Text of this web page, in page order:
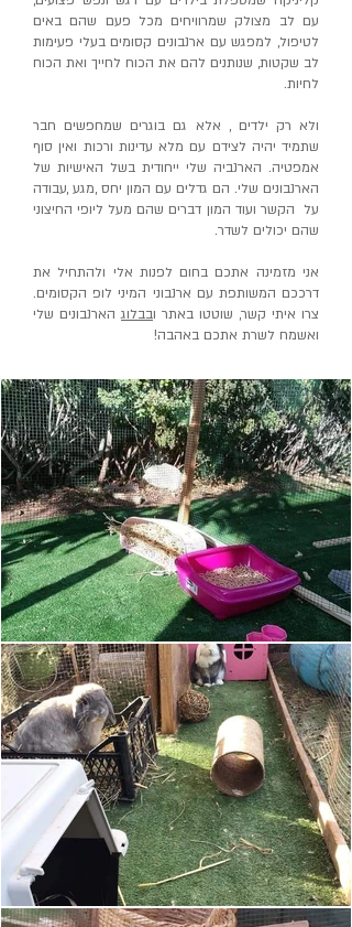
עם לב מצולק שמרוויחים מכל פעם שהם באים
לטיפול, למפגש עם ארנבונים קסומים בעלי פעימות
לב שקטות, שנותנים להם את הכוח לחייך ואת הכוח
לחיות.
ולא רק ילדים , אלא גם בוגרים שמחפשים חבר
שתמיד יהיה לצידם עם מלא עדינות ורכות ואין סוף
אמפטיה. הארנביה שלי ייחודית בשל האישיות של
הארנבונים שלי. הם גדלים עם המון יחס ,מגע ,עבודה
על הקשר ועוד המון דברים שהם מעל ליופי החיצוני
שהם יכולים לשדר.
אני מזמינה אתכם בחום לפנות אלי ולהתחיל את
דרככם המשותפת עם ארנבוני המיני לופ הקסומים.
צרו איתי קשר, שוטטו באתר ובבלוגהארנבונים שלי
ואשמח לשרת אתכם באהבה!